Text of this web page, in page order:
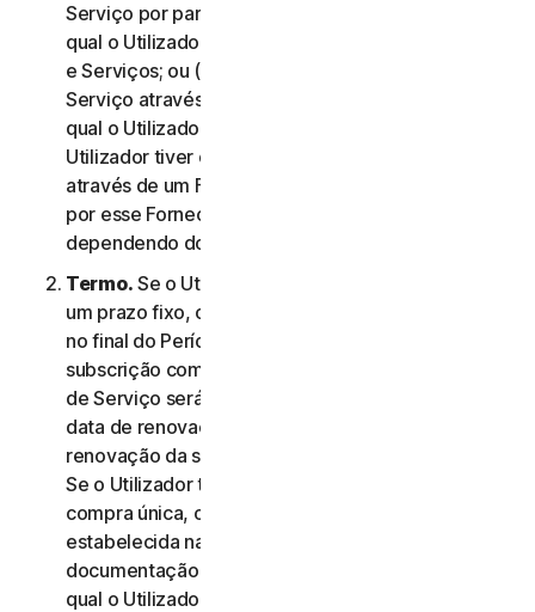
Serviço por parte do Utilizador; ou (b) na data na
qual o Utilizador aceitou este Contrato de Licença
e Serviços; ou (c) se o Utilizador tiver adquirido o
Serviço através da nossa loja online, na data na
qual o Utilizador concluiu a compra; ou (d) se o
Utilizador tiver obtido o direito a utilizar o Serviço
através de um Fornecedor, na data determinada
por esse Fornecedor, conforme aplicável,
dependendo do que ocorrer primeiro.
Termo. Se o Utilizador tiver uma subscrição com
um prazo fixo, o Serviço termina automaticamente
no final do Período de Serviço. Se tiver uma
subscrição com renovação automática, o Período
de Serviço será renovado automaticamente na
data de renovação a menos que cancele a
renovação da subscrição antes do dia da cobrança.
Se o Utilizador tiver um serviço ou produto de
compra única, o Período de Serviço terá a duração
estabelecida na Documentação, ou na
documentação aplicável do Fornecedor através do
qual o Utilizador obteve o Serviço.